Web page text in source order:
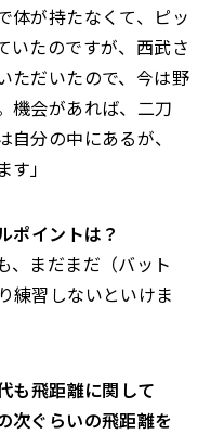
体が持たなくて、ピッ
いたのですが、西武さ
ただいたので、今は野
機会があれば、二刀
分の中にあるが、
」
ポイントは？
、まだまだ（バット
練習しないといけま
も飛距離に関して
次ぐらいの飛距離を